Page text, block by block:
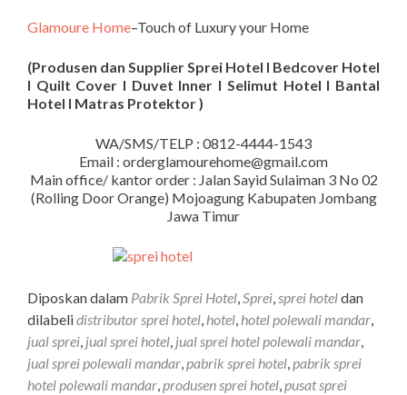
Glamoure Home–Touch of Luxury your Home
(Produsen dan Supplier Sprei Hotel I Bedcover Hotel
I Quilt Cover I Duvet Inner I Selimut Hotel I Bantal
Hotel I Matras Protektor )
WA/SMS/TELP : 0812-4444-1543
Email : orderglamourehome@gmail.com
Main office/ kantor order : Jalan Sayid Sulaiman 3 No 02
(Rolling Door Orange) Mojoagung Kabupaten Jombang
Jawa Timur
Diposkan dalam Pabrik Sprei Hotel,Sprei,sprei hoteldan
dilabelidistributor sprei hotel, hotel, hotel polewali mandar,
jual sprei, jual sprei hotel, jual sprei hotel polewali mandar,
jual sprei polewali mandar,pabrik sprei hotel,pabrik sprei
hotel polewali mandar,produsen sprei hotel,pusat sprei